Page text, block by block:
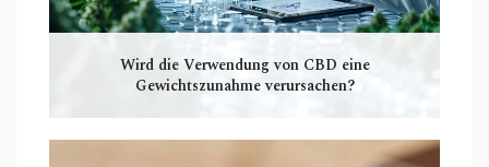
Wird die Verwendung von CBD eine
Gewichtszunahme verursachen?